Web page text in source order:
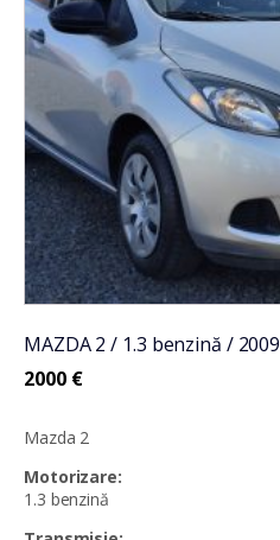
MAZDA 2 / 1.3 benzină / 2009
2000 €
Mazda 2
Motorizare:
1.3 benzină